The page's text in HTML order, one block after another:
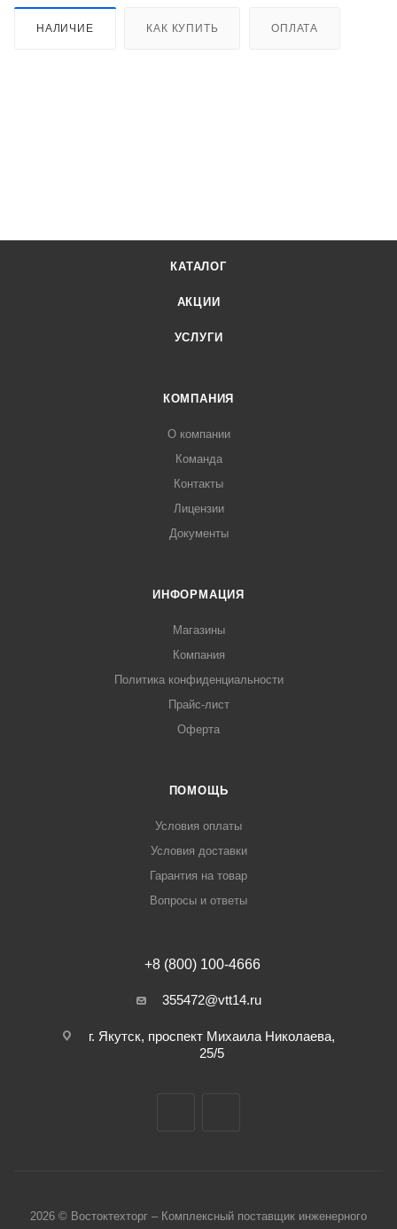
НАЛИЧИЕ КАК КУПИТЬ ОПЛАТА
КАТАЛОГ
АКЦИИ
УСЛУГИ
КОМПАНИЯ
О компании
Команда
Контакты
Лицензии
Документы
ИНФОРМАЦИЯ
Магазины
Компания
Политика конфиденциальности
Прайс-лист
Оферта
ПОМОЩЬ
Условия оплаты
Условия доставки
Гарантия на товар
Вопросы и ответы
+8 (800) 100-4666
355472@vtt14.ru
г. Якутск, проспект Михаила Николаева,
25/5
2026 © Востоктехторг – Комплексный поставщик инженерного